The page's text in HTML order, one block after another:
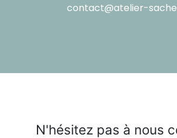
contact@atelier-
N'hésitez pas à nous